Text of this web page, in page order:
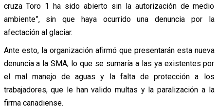
cruza Toro 1 ha sido abierto sin la autorización de medio
ambiente”, sin que haya ocurrido una denuncia por la
afectación al glaciar.
Ante esto, la organización afirmó que presentarán esta nueva
denuncia a la SMA, lo que se sumaría a las ya existentes por
el mal manejo de aguas y la falta de protección a los
trabajadores, que le han valido multas y la paralización a la
firma canadiense.